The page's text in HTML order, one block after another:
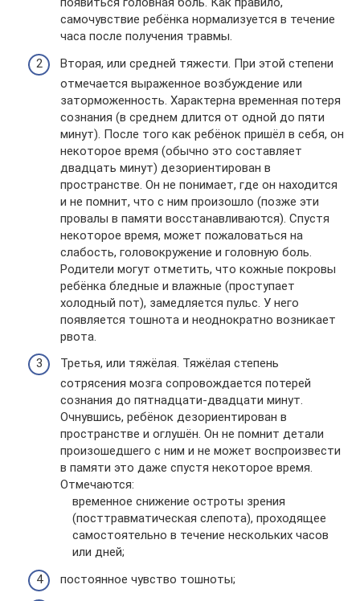
самочувствие ребёнка нормализуется в течение
часа после получения травмы.
Вторая, или средней тяжести. При этой степени
отмечается выраженное возбуждение или
заторможенность. Характерна временная потеря
сознания (в среднем длится от одной до пяти
минут). После того как ребёнок пришёл в себя, он
некоторое время (обычно это составляет
двадцать минут) дезориентирован в
пространстве. Он не понимает, где он находится
и не помнит, что с ним произошло (позже эти
провалы в памяти восстанавливаются). Спустя
некоторое время, может пожаловаться на
слабость, головокружение и головную боль.
Родители могут отметить, что кожные покровы
ребёнка бледные и влажные (проступает
холодный пот), замедляется пульс. У него
появляется тошнота и неоднократно возникает
рвота.
Третья, или тяжёлая. Тяжёлая степень
сотрясения мозга сопровождается потерей
сознания до пятнадцати-двадцати минут.
Очнувшись, ребёнок дезориентирован в
пространстве и оглушён. Он не помнит детали
произошедшего с ним и не может воспроизвести
в памяти это даже спустя некоторое время.
Отмечаются:
временное снижение остроты зрения
(посттравматическая слепота), проходящее
самостоятельно в течение нескольких часов
или дней;
постоянное чувство тошноты;